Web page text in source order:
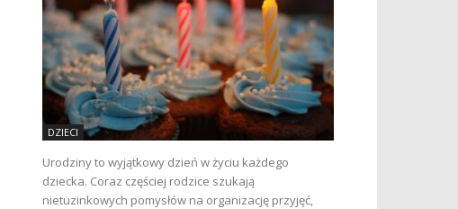
DZIECI
Urodziny to wyjątkowy dzień w życiu każdego
dziecka. Coraz częściej rodzice szukają
nietuzinkowych pomysłów na organizację przyjęć,